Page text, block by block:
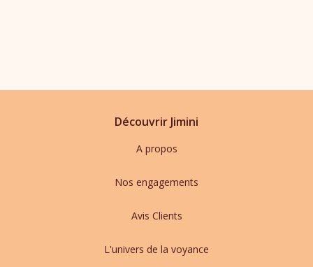
Découvrir Jimini
A propos
Nos engagements
Avis Clients
L'univers de la voyance